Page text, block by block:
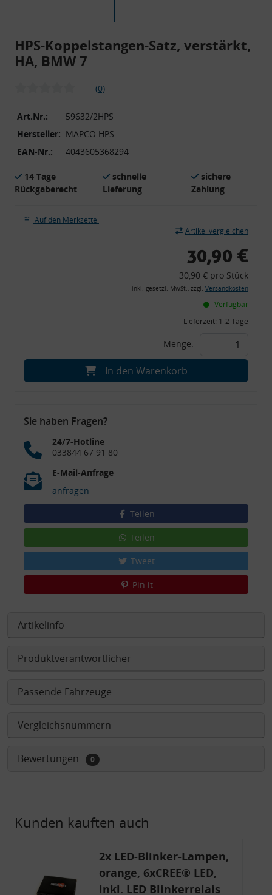
HPS-Koppelstangen-Satz, verstärkt,
HA, BMW 7
(0)
Art.Nr.:
59632/2HPS
Hersteller: MAPCO HPS
EAN-Nr.:
4043605368294
14 Tage
Rückgaberecht
schnelle
Lieferung
sichere
Zahlung
Auf den Merkzettel
Artikel vergleichen
30,90 €
30,90 € pro Stück
inkl. gesetzl. MwSt., zzgl. Versandkosten
Verfügbar
Lieferzeit: 1-2 Tage
Menge:
In den Warenkorb
Sie haben Fragen?
24/7-Hotline
033844 67 91 80
E-Mail-Anfrage
anfragen
Teilen
Teilen
Tweet
Pin it
Artikelinfo
Produktverantwortlicher
Passende Fahrzeuge
Vergleichsnummern
Bewertungen 0
Kunden kauften auch
2x LED-Blinker-Lampen,
orange, 6xCREE® LED,
inkl. LED Blinkerrelais